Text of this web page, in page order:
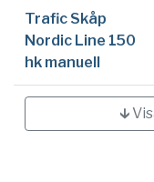
Trafic Skåp
Nordic Line 150
hk manuell
🡳